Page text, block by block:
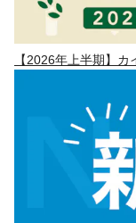
【2026年上半期】